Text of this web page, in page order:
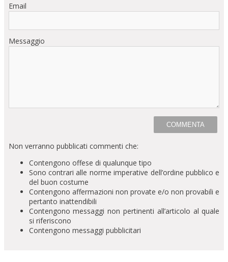
Email
Messaggio
Non verranno pubblicati commenti che:
Contengono offese di qualunque tipo
Sono contrari alle norme imperative dell’ordine pubblico e
del buon costume
Contengono affermazioni non provate e/o non provabili e
pertanto inattendibili
Contengono messaggi non pertinenti all’articolo al quale
si riferiscono
Contengono messaggi pubblicitari